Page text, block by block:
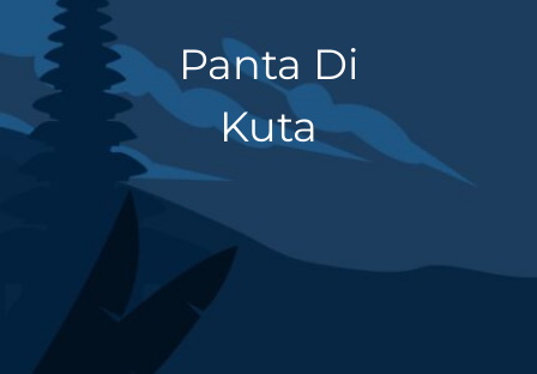
Panta Di
Kuta